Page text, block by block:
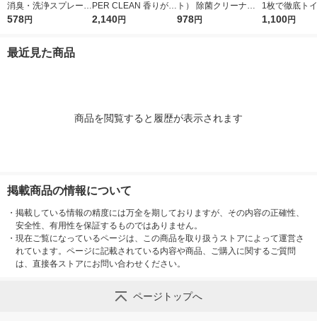
消臭・洗浄スプレー
除菌・抗菌 クリーン
578円
PER CLEAN 香りが残
らない 詰め替え 超特
2,140円
ト） 除菌クリーナー
本体 500ml １セット
978円
1枚で徹底ト
除シート シ
1,100円
最近見た商品
商品を閲覧すると履歴が表示されます
掲載商品の情報について
・ 掲載している情報の精度には万全を期しておりますが、その内容の正確性、
安全性、有用性を保証するものではありません。
・ 現在ご覧になっているページは、この商品を取り扱うストアによって運営さ
れています。ページに記載されている内容や商品、ご購入に関するご質問
は、直接各ストアにお問い合わせください。
ページトップへ